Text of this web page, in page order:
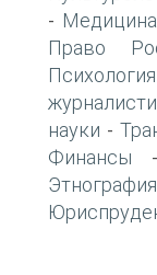
- Медицина
Право
Психология
науки -
Финансы